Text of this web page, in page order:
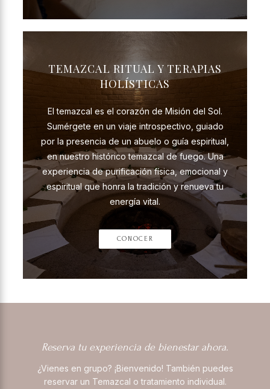
TEMAZCAL RITUAL Y TERAPIAS
HOLÍSTICAS
El temazcal es el corazón de Misión del Sol.
Sumérgete en un viaje introspectivo, guiado
por la presencia de un abuelo o guía espiritual,
en nuestro histórico temazcal de fuego. Una
experiencia de purificación física, emocional y
espiritual que honra la tradición y renueva tu
energía vital.
CONOCER
Reserva tu experiencia de bienestar ahora.
¿Vienes en grupo? ¡Bienvenido! También puedes
reservar un Temazcal o tratamiento individual.